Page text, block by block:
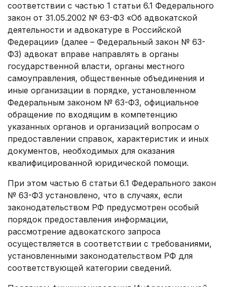
соответствии с частью 1 статьи 6.1 Федерального
закон от 31.05.2002 № 63-ФЗ «Об адвокатской
деятельности и адвокатуре в Российской
Федерации» (далее – Федеральный закон № 63-
ФЗ) адвокат вправе направлять в органы
государственной власти, органы местного
самоуправления, общественные объединения и
иные организации в порядке, установленном
Федеральным законом № 63-ФЗ, официальное
обращение по входящим в компетенцию
указанных органов и организаций вопросам о
предоставлении справок, характеристик и иных
документов, необходимых для оказания
квалифицированной юридической помощи.
При этом частью 6 статьи 6.1 Федерального закон
№ 63-ФЗ установлено, что в случаях, если
законодательством РФ предусмотрен особый
порядок предоставления информации,
рассмотрение адвокатского запроса
осуществляется в соответствии с требованиями,
установленными законодательством РФ для
соответствующей категории сведений.